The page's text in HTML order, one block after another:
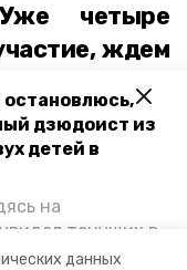
данных
остановлюсь,
дзюдоист из
детей в
на
тонущих в
на помощь. По
четыре
ждем
ерёменко